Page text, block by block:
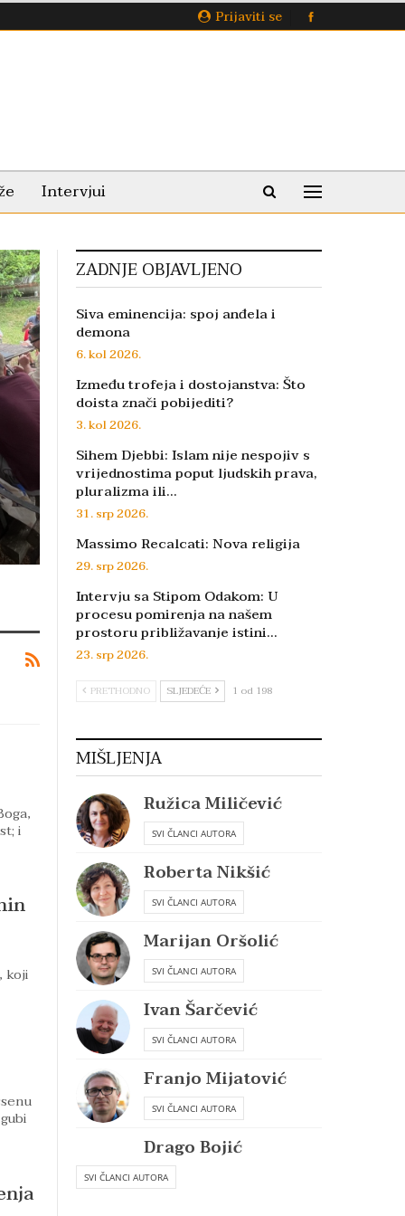
Prijaviti se
Intervjui
i
koji
ZADNJE OBJAVLJENO
Siva eminencija: spoj anđela i
demona
6. kol 2026.
Između trofeja i dostojanstva: Što
doista znači pobijediti?
3. kol 2026.
Sihem Djebbi: Islam nije nespojiv s
vrijednostima poput ljudskih prava,
pluralizma ili…
31. srp 2026.
Massimo Recalcati: Nova religija
29. srp 2026.
Intervju sa Stipom Odakom: U
procesu pomirenja na našem
prostoru približavanje istini…
23. srp 2026.
PRETHODNO SLJEDEĆE 1 od 198
MIŠLJENJA
Ružica Miličević
SVI ČLANCI AUTORA
Roberta Nikšić
SVI ČLANCI AUTORA
Marijan Oršolić
SVI ČLANCI AUTORA
Ivan Šarčević
SVI ČLANCI AUTORA
Franjo Mijatović
SVI ČLANCI AUTORA
Drago Bojić
SVI ČLANCI AUTORA